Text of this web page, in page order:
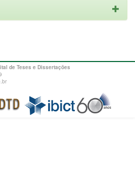
de Teses e Dissertações